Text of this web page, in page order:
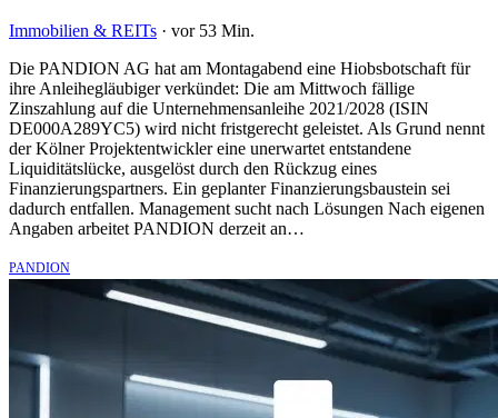
Immobilien & REITs · vor 53 Min.
Die PANDION AG hat am Montagabend eine Hiobsbotschaft für
ihre Anleihegläubiger verkündet: Die am Mittwoch fällige
Zinszahlung auf die Unternehmensanleihe 2021/2028 (ISIN
DE000A289YC5) wird nicht fristgerecht geleistet. Als Grund nennt
der Kölner Projektentwickler eine unerwartet entstandene
Liquiditätslücke, ausgelöst durch den Rückzug eines
Finanzierungspartners. Ein geplanter Finanzierungsbaustein sei
dadurch entfallen. Management sucht nach Lösungen Nach eigenen
Angaben arbeitet PANDION derzeit an…
PANDION